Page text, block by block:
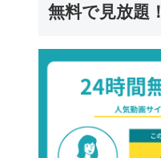
無料で見放題！